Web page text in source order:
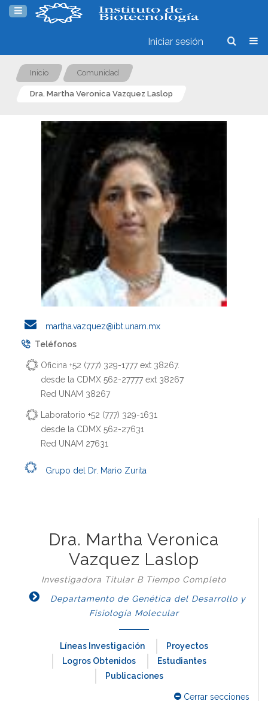
Iniciar sesión
Inicio Comunidad
Dra. Martha Veronica Vazquez Laslop
martha.vazquez@ibt.unam.mx
Teléfonos
Oficina +52 (777) 329-1777 ext 38267.
desde la CDMX 562-27777 ext 38267
Red UNAM 38267
Laboratorio +52 (777) 329-1631
desde la CDMX 562-27631
Red UNAM 27631
Grupo del Dr. Mario Zurita
Dra. Martha Veronica
Vazquez Laslop
Investigadora Titular B Tiempo Completo
Departamento de Genética del Desarrollo y
Fisiología Molecular
Líneas Investigación
Proyectos
Logros Obtenidos
Estudiantes
Publicaciones
Cerrar secciones